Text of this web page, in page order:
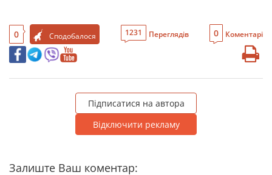
0 Сподобалося 1231 Переглядів 0 Коментарі
Підписатися на автора
Відключити рекламу
Залиште Ваш коментар: